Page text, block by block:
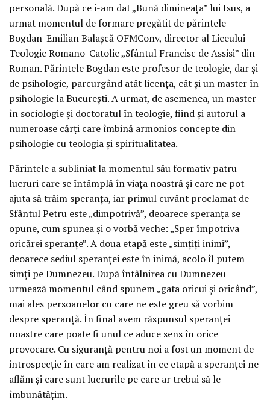
personală. După ce i-am dat „Bună dimineața” lui Isus, a
urmat momentul de formare pregătit de părintele
Bogdan-Emilian Balașcă OFMConv, director al Liceului
Teologic Romano-Catolic „Sfântul Francisc de Assisi” din
Roman. Părintele Bogdan este profesor de teologie, dar și
de psihologie, parcurgând atât licența, cât și un master în
psihologie la București. A urmat, de asemenea, un master
în sociologie și doctoratul în teologie, fiind și autorul a
numeroase cărți care îmbină armonios concepte din
psihologie cu teologia și spiritualitatea.
Părintele a subliniat la momentul său formativ patru
lucruri care se întâmplă în viața noastră și care ne pot
ajuta să trăim speranța, iar primul cuvânt proclamat de
Sfântul Petru este „dimpotrivă”, deoarece speranța se
opune, cum spunea și o vorbă veche: „Sper împotriva
oricărei speranțe”. A doua etapă este „simțiți inimi”,
deoarece sediul speranței este în inimă, acolo îl putem
simți pe Dumnezeu. După întâlnirea cu Dumnezeu
urmează momentul când spunem „gata oricui și oricând”,
mai ales persoanelor cu care ne este greu să vorbim
despre speranță. În final avem răspunsul speranței
noastre care poate fi unul ce aduce sens în orice
provocare. Cu siguranță pentru noi a fost un moment de
introspecție în care am realizat în ce etapă a speranței ne
aflăm și care sunt lucrurile pe care ar trebui să le
îmbunătățim.